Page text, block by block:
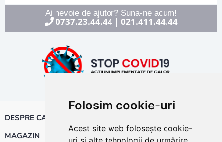
Folosim cookie-uri
Acest site web folosește cookie-
uri și alte tehnologii de urmărire
Ai nevoie de ajutor? Suna-ne acum!
0737.23.44.44| 021.411.44.44
DESPRE CALOR
MAGAZIN